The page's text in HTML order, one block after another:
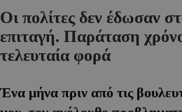
Οι πολίτες δεν έδωσαν
επιταγή. Παράταση
τελευταία φορά
Ένα μήνα πριν από τις